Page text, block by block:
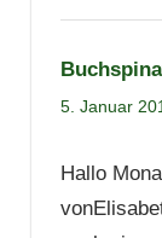
5. Januar
Hallo